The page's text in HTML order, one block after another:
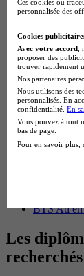
BTS Pi en
Master
BTS Ndrc
BTS Sam
Cap
BTS Sio
MSc
BTS Gpme
Cap
BTS Gpn
BTS
BTS Sta
BTS Tpl
BTS Ati en
Les
recherchés
Ces cookies ou
personnalisée des
Cookies
Avec votre accord
proposer des
trouver rapidement
Nos partenaires
Nous utilisons des
personnalisés. En
confidentialité. En
Vous pouvez à tout
bas de page.
Pour en savoir plus,